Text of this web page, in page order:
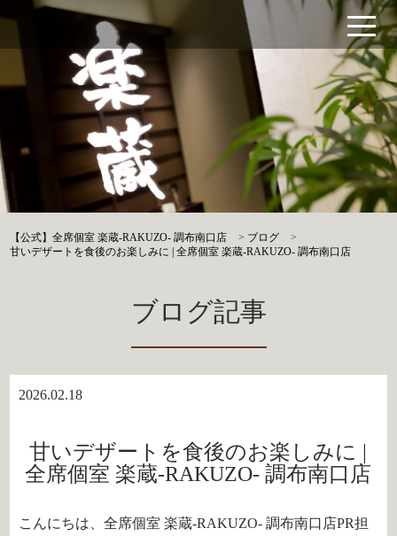
【公式】全席個室 楽蔵‐RAKUZO‐ 調布南口店 > ブログ
>
甘いデザートを食後のお楽しみに | 全席個室 楽蔵‐RAKUZO‐ 調布南口店
ブログ記事
2026.02.18
甘いデザートを食後のお楽しみに |
全席個室 楽蔵‐RAKUZO‐ 調布南口店
こんにちは、全席個室 楽蔵‐RAKUZO‐ 調布南口店PR担